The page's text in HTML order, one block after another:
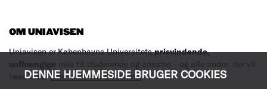
DENNE HJEMMESIDE BRUGER COOKIES
OM UNIAVISEN
Uniavisen er Københavns Universitetsprisvindende,
uafhængige avis til studerende og ansatte – og alle andre, der vil
læse med.Læs mere om avisen her.